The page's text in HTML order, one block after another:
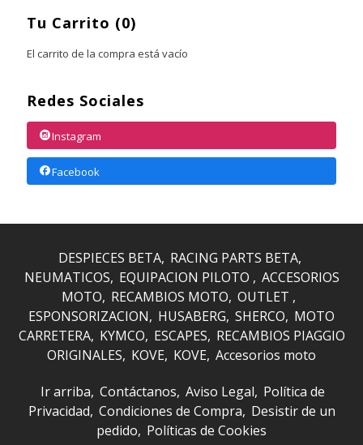
Tu Carrito (0)
El carrito de la compra está vacío
Redes Sociales
Instagram
Facebook
DESPIECES BETA RACING PARTS BETA
NEUMATICOS EQUIPACION PILOTO
ACCESORIOS
MOTO RECAMBIOS MOTO OUTLET
ESPONSORIZACION
HUSABERG SHERCO MOTO
CARRETERA KYMCO ESCAPES RECAMBIOS PIAGGIO
ORIGINALES KOVE KOVE Accesorios moto
Ir arriba Contáctanos Aviso Legal Política de
Privacidad Condiciones de Compra Desistir de un
pedido Políticas de Cookies